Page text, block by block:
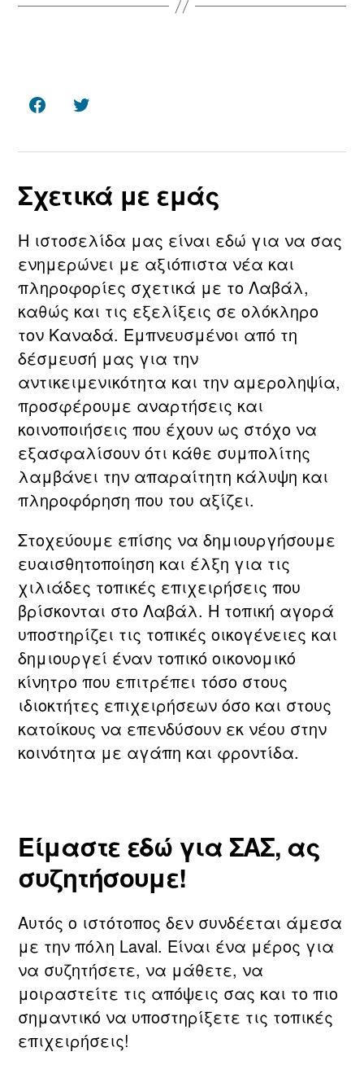
FacebookTwitter
Σχετικά με εμάς
Η ιστοσελίδα μας είναι εδώ για να σας
ενημερώνει με αξιόπιστα νέα και
πληροφορίες σχετικά με τo Λαβάλ,
καθώς και τις εξελίξεις σε ολόκληρο
τον Καναδά. Εμπνευσμένοι από τη
δέσμευσή μας για την
αντικειμενικότητα και την αμεροληψία,
προσφέρουμε αναρτήσεις και
κοινοποιήσεις που έχουν ως στόχο να
εξασφαλίσουν ότι κάθε συμπολίτης
λαμβάνει την απαραίτητη κάλυψη και
πληροφόρηση που του αξίζει.
Στοχεύουμε επίσης να δημιουργήσουμε
ευαισθητοποίηση και έλξη για τις
χιλιάδες τοπικές επιχειρήσεις που
βρίσκονται στο Λαβάλ. Η τοπική αγορά
υποστηρίζει τις τοπικές οικογένειες και
δημιουργεί έναν τοπικό οικονομικό
κίνητρο που επιτρέπει τόσο στους
ιδιοκτήτες επιχειρήσεων όσο και στους
κατοίκους να επενδύσουν εκ νέου στην
κοινότητα με αγάπη και φροντίδα.
Είμαστε εδώ για ΣΑΣ, ας
συζητήσουμε!
Αυτός ο ιστότοπος δεν συνδέεται άμεσα
με την πόλη Laval. Είναι ένα μέρος για
να συζητήσετε, να μάθετε, να
μοιραστείτε τις απόψεις σας και το πιο
σημαντικό να υποστηρίξετε τις τοπικές
επιχειρήσεις!